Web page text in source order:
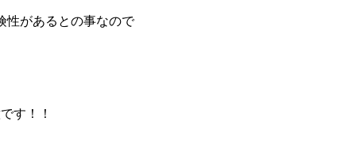
性があるとの事なので
す！！